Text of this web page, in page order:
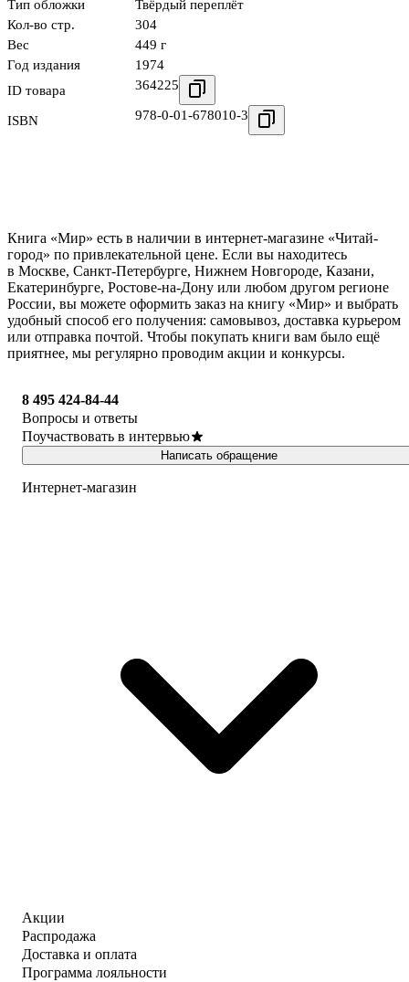
Тип обложки
Твёрдый переплёт
Кол-во стр.
304
Вес
449 г
Год издания
1974
ID товара
364225
ISBN 978-0-01-678010-3
Книга «Мир» есть в наличии в интернет-магазине «Читай-
город» по привлекательной цене. Если вы находитесь
в Москве, Санкт-Петербурге, Нижнем Новгороде, Казани,
Екатеринбурге, Ростове-на-Дону или любом другом регионе
России, вы можете оформить заказ на книгу «Мир» и выбрать
удобный способ его получения: самовывоз, доставка курьером
или отправка почтой. Чтобы покупать книги вам было ещё
приятнее, мы регулярно проводим акции и конкурсы.
8 495 424-84-44
Вопросы и ответы
Поучаствовать в интервью
Написать обращение
Интернет-магазин
Акции
Распродажа
Доставка и оплата
Программа лояльности